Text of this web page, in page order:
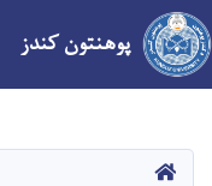
پوهنتون کندز
صفحه اصلی